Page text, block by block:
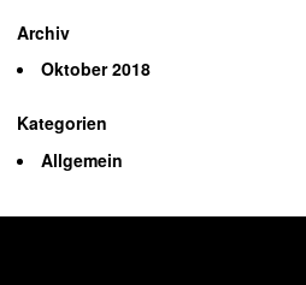
Archiv
Oktober 2018
Kategorien
Allgemein